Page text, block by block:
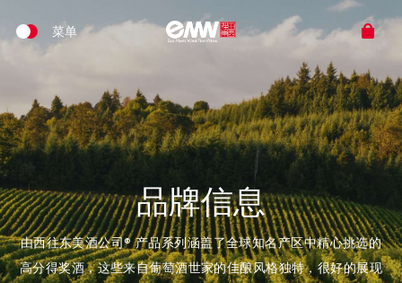
品牌信息
由西往东美酒公司® 产品系列涵盖了全球知名产区中精心挑选的
高分得奖酒，这些来自葡萄酒世家的佳酿风格独特，很好的展现